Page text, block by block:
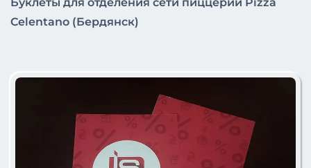
Буклеты для отделения сети пиццерий Pizza
Celentano (Бердянск)